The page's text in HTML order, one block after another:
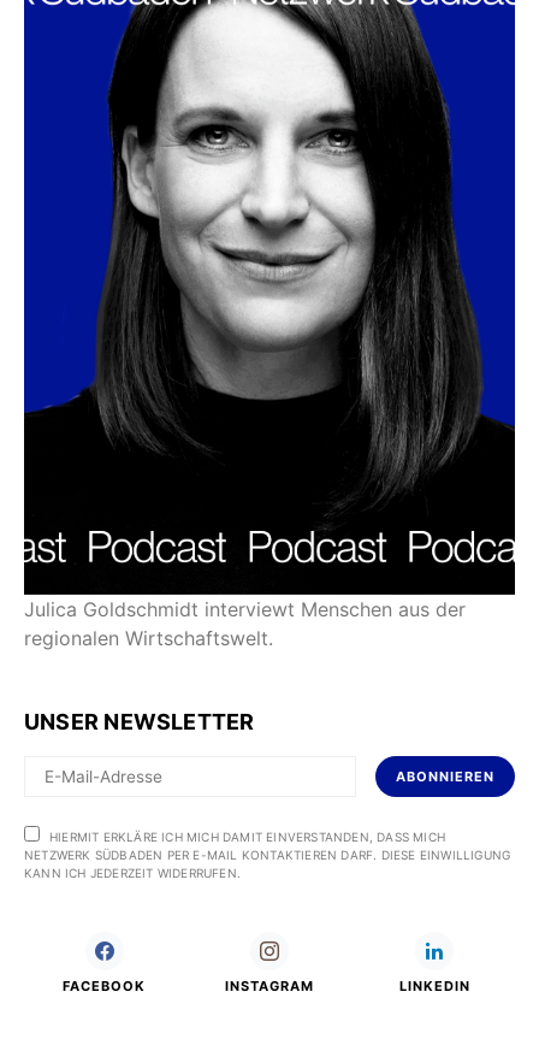
Julica Goldschmidt interviewt Menschen aus der
regionalen Wirtschaftswelt.
UNSER NEWSLETTER
ABONNIEREN
HIERMIT ERKLÄRE ICH MICH DAMIT EINVERSTANDEN, DASS MICH
NETZWERK SÜDBADEN PER E-MAIL KONTAKTIEREN DARF. DIESE EINWILLIGUNG
KANN ICH JEDERZEIT WIDERRUFEN.
FACEBOOK INSTAGRAM LINKEDIN